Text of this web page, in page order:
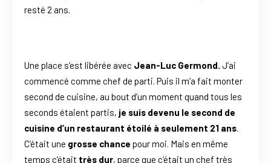
resté 2 ans.
Une place s’est libérée avec Jean-Luc Germond. J’ai
commencé comme chef de parti. Puis il m’a fait monter
second de cuisine, au bout d’un moment quand tous les
seconds étaient partis, je suis devenu le second de
cuisine d’un restaurant étoilé à seulement 21 ans.
C’était une grosse chance pour moi. Mais en même
temps c’était très dur, parce que c’était un chef très